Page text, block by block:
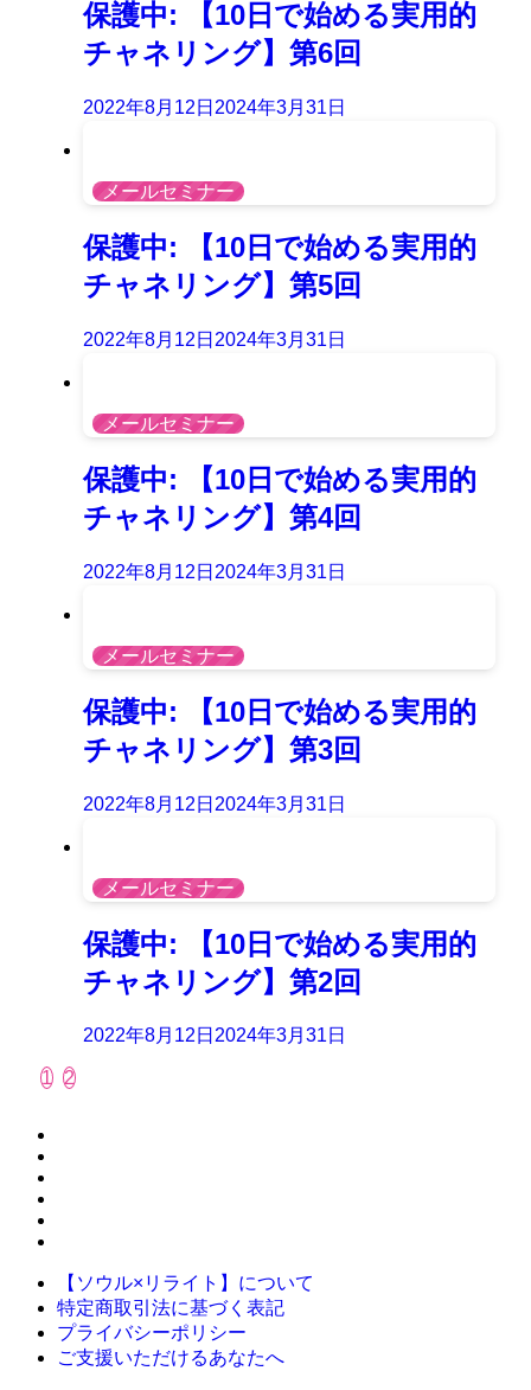
保護中: 【10日で始める実用的
チャネリング】第6回
2022年8月12日 2024年3月31日
メールセミナー
保護中: 【10日で始める実用的
チャネリング】第5回
2022年8月12日 2024年3月31日
メールセミナー
保護中: 【10日で始める実用的
チャネリング】第4回
2022年8月12日 2024年3月31日
メールセミナー
保護中: 【10日で始める実用的
チャネリング】第3回
2022年8月12日 2024年3月31日
メールセミナー
保護中: 【10日で始める実用的
チャネリング】第2回
2022年8月12日2024年3月31日
1 2
【ソウル×リライト】について
特定商取引法に基づく表記
プライバシーポリシー
ご支援いただけるあなたへ